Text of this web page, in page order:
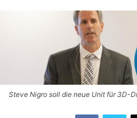
Steve Nigro soll die neue Unit für 3D-